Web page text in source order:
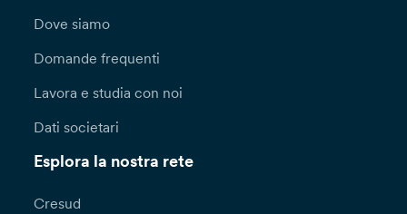
Dove siamo
Domande frequenti
Lavora e studia con noi
Dati societari
Esplora la nostra rete
Cresud